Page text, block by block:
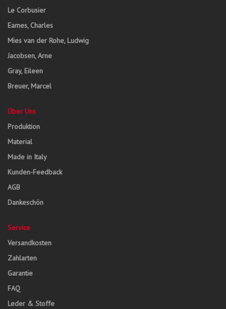
Le Corbusier
Eames, Charles
Mies van der Rohe, Ludwig
Jacobsen, Arne
Gray, Eileen
Breuer, Marcel
Über Uns
Produktion
Material
Made in Italy
Kunden-Feedback
AGB
Dankeschön
Service
Versandkosten
Zahlarten
Garantie
FAQ
Leder & Stoffe